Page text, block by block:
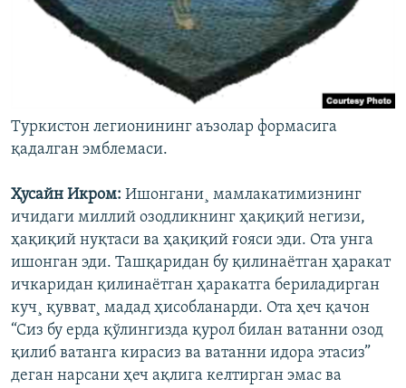
Туркистон легионининг аъзолар формасига
қадалган эмблемаси.
Ҳусайн Икром: Ишонгани¸ мамлакатимизнинг
ичидаги миллий озодликнинг ҳақиқий негизи,
ҳақиқий нуқтаси ва ҳақиқий ғояси эди. Ота унга
ишонган эди. Ташқаридан бу қилинаëтган ҳаракат
ичкаридан қилинаëтган ҳаракатга бериладирган
куч¸ қувват¸ мадад ҳисобланарди. Ота ҳеч қачон
“Сиз бу ерда қўлингизда қурол билан ватанни озод
қилиб ватанга кирасиз ва ватанни идора этасиз”
деган нарсани ҳеч ақлига келтирган эмас ва